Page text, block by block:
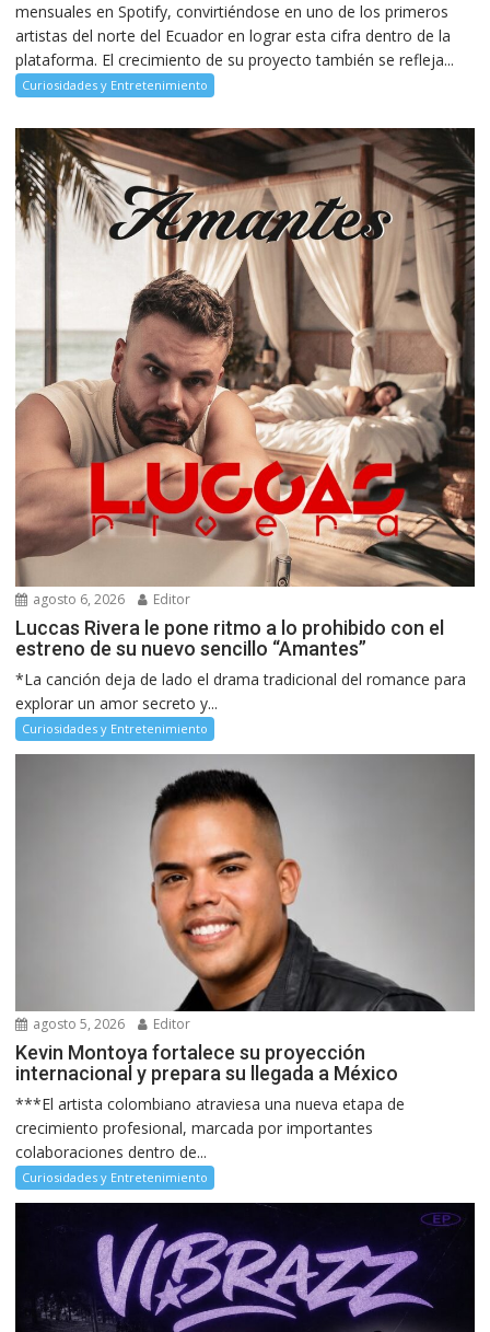
mensuales en Spotify, convirtiéndose en uno de los primeros
artistas del norte del Ecuador en lograr esta cifra dentro de la
plataforma. El crecimiento de su proyecto también se refleja...
Curiosidades y Entretenimiento
agosto 6, 2026 Editor
Luccas Rivera le pone ritmo a lo prohibido con el
estreno de su nuevo sencillo “Amantes”
*La canción deja de lado el drama tradicional del romance para
explorar un amor secreto y...
Curiosidades y Entretenimiento
agosto 5, 2026 Editor
Kevin Montoya fortalece su proyección
internacional y prepara su llegada a México
***El artista colombiano atraviesa una nueva etapa de
crecimiento profesional, marcada por importantes
colaboraciones dentro de...
Curiosidades y Entretenimiento